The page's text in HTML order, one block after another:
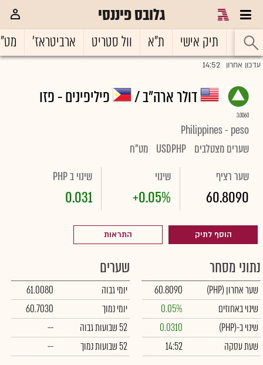
גלובס פיננסי
ראשי תיק אישי ת"א וול סטריט ארביטראז'
עדכון אחרון 14:52
דולר ארה"ב / פיליפינים - פזו
3.0060
Philippines - peso
שערים מצטלבים USDPHP מט"ח
שער רציף
60.8090
שינוי
+0.05%
שינוי ב PHP
0.031
הוסף לתיק התראות
נתוני מסחר
שער אחרון (PHP)
60.8090
שינוי באחוזים
0.05%
שינוי ב-(PHP)
0.0310
שעת עסקה
14:52
שערים
יומי גבוה
61.0080
יומי נמוך
60.7030
52 שבועות גבוה
--
52 שבועות נמוך
--